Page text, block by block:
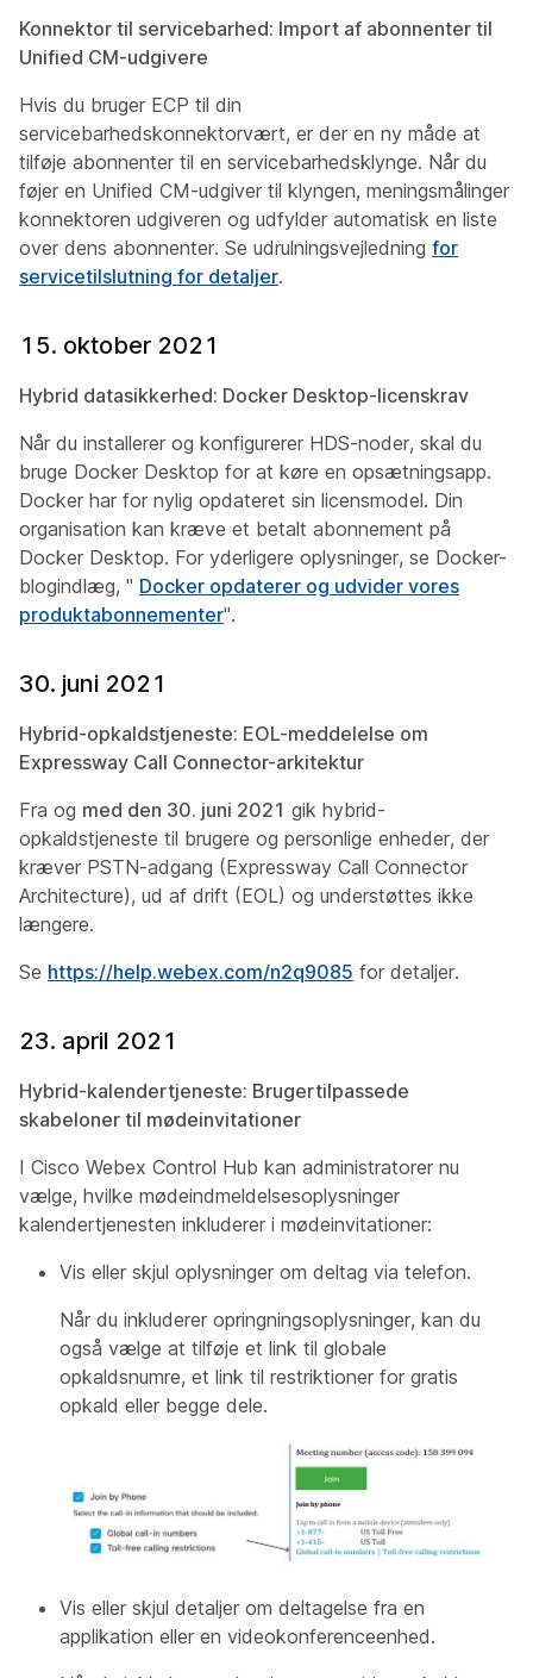
Konnektor til servicebarhed: Import af abonnenter til
Unified CM-udgivere
Hvis du bruger ECP til din
servicebarhedskonnektorvært, er der en ny måde at
tilføje abonnenter til en servicebarhedsklynge. Når du
føjer en Unified CM-udgiver til klyngen, meningsmålinger
konnektoren udgiveren og udfylder automatisk en liste
over dens abonnenter. Se udrulningsvejledning for
servicetilslutning for detaljer.
15. oktober 2021
Hybrid datasikkerhed: Docker Desktop-licenskrav
Når du installerer og konfigurerer HDS-noder, skal du
bruge Docker Desktop for at køre en opsætningsapp.
Docker har for nylig opdateret sin licensmodel. Din
organisation kan kræve et betalt abonnement på
Docker Desktop. For yderligere oplysninger, se Docker-
blogindlæg, " Docker opdaterer og udvider vores
produktabonnementer".
30. juni 2021
Hybrid-opkaldstjeneste: EOL-meddelelse om
Expressway Call Connector-arkitektur
Fra og med den 30. juni 2021 gik hybrid-
opkaldstjeneste til brugere og personlige enheder, der
kræver PSTN-adgang (Expressway Call Connector
Architecture), ud af drift (EOL) og understøttes ikke
længere.
Se https://help.webex.com/n2q9085 for detaljer.
23. april 2021
Hybrid-kalendertjeneste: Brugertilpassede
skabeloner til mødeinvitationer
I Cisco Webex Control Hub kan administratorer nu
vælge, hvilke mødeindmeldelsesoplysninger
kalendertjenesten inkluderer i mødeinvitationer:
Vis eller skjul oplysninger om deltag via telefon.
Når du inkluderer opringningsoplysninger, kan du
også vælge at tilføje et link til globale
opkaldsnumre, et link til restriktioner for gratis
opkald eller begge dele.
Vis eller skjul detaljer om deltagelse fra en
applikation eller en videokonferenceenhed.